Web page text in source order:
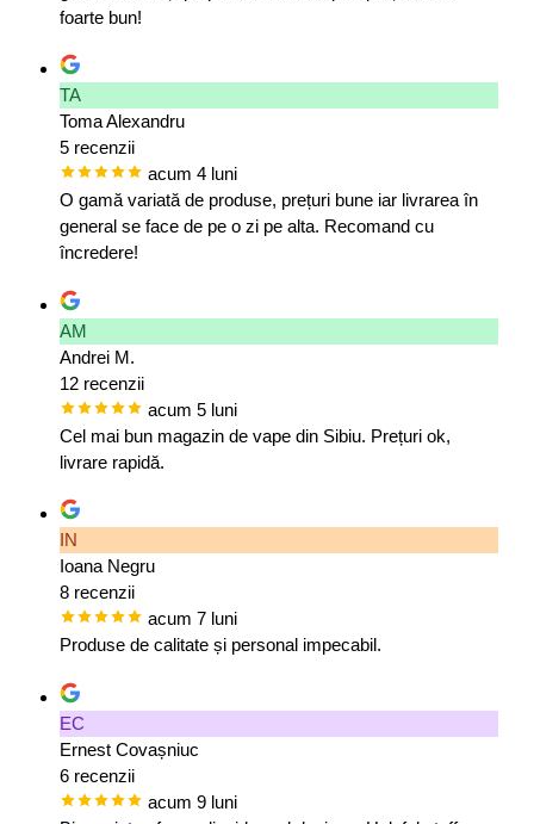
foarte bun!
TA
Toma Alexandru
5 recenzii
acum 4 luni
O gamă variată de produse, prețuri bune iar livrarea în
general se face de pe o zi pe alta. Recomand cu
încredere!
AM
Andrei M.
12 recenzii
acum 5 luni
Cel mai bun magazin de vape din Sibiu. Prețuri ok,
livrare rapidă.
IN
Ioana Negru
8 recenzii
acum 7 luni
Produse de calitate și personal impecabil.
EC
Ernest Covașniuc
6 recenzii
acum 9 luni